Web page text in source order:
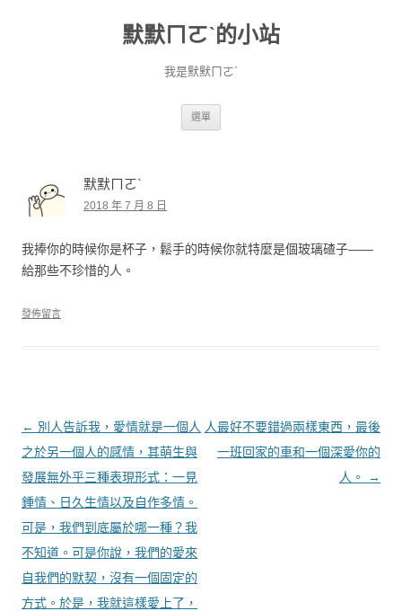
默默ㄇㄛˋ的小站
我是默默ㄇㄛˋ
選單
默默ㄇㄛˋ
2018 年 7 月 8 日
我捧你的時候你是杯子，鬆手的時候你就特麼是個玻璃碴子——
給那些不珍惜的人。
發佈留言
文章導覽
← 別人告訴我，愛情就是一個人
之於另一個人的感情，其萌生與
發展無外乎三種表現形式：一見
鍾情、日久生情以及自作多情。
可是，我們到底屬於哪一種？我
不知道。可是你說，我們的愛來
自我們的默契，沒有一個固定的
方式。於是，我就這樣愛上了，
人最好不要錯過兩樣東西，最後
一班回家的車和一個深愛你的
人。
→